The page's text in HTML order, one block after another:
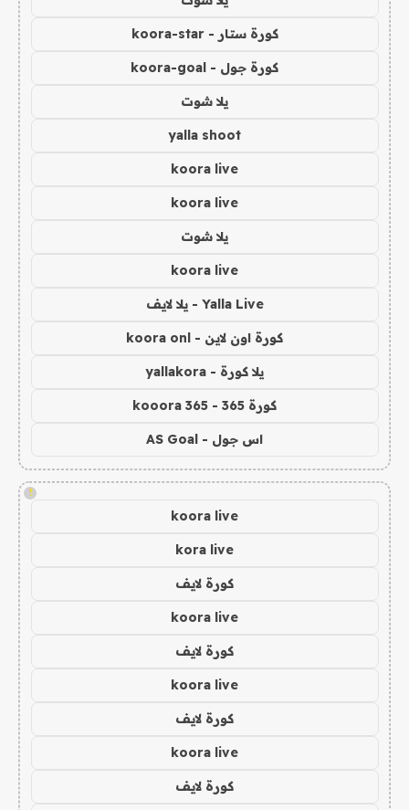
كورة ستار - koora-star
كورة جول - koora-goal
يلا شوت
yalla shoot
koora live
koora live
يلا شوت
koora live
Yalla Live - يلا لايف
كورة اون لاين - koora onl
يلا كورة - yallakora
كورة 365 - kooora 365
اس جول - AS Goal
!
koora live
kora live
كورة لايف
koora live
كورة لايف
koora live
كورة لايف
koora live
كورة لايف